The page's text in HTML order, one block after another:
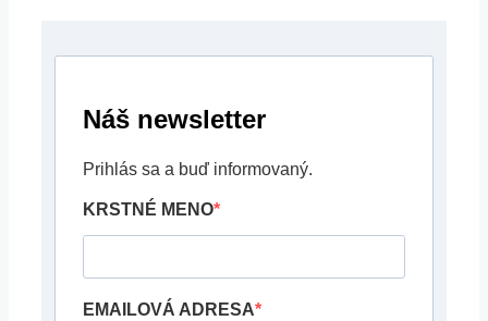
Náš newsletter
Prihlás sa a buď informovaný.
KRSTNÉ MENO
EMAILOVÁ ADRESA